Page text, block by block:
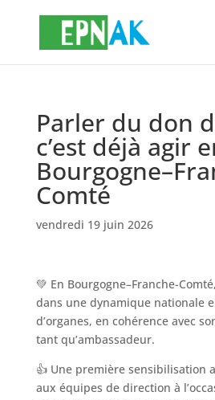
Parler du don
c’est déjà agir
Comté
vendredi 19 juin 2026
💚 En Bourgogne–Franche-
dans une dynamique nationale
d’organes, en cohérence avec
tant qu’ambassadeur.
👍 Une première sensibilisation
aux équipes de direction à